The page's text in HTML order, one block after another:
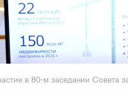
в 80-м заседании Совета